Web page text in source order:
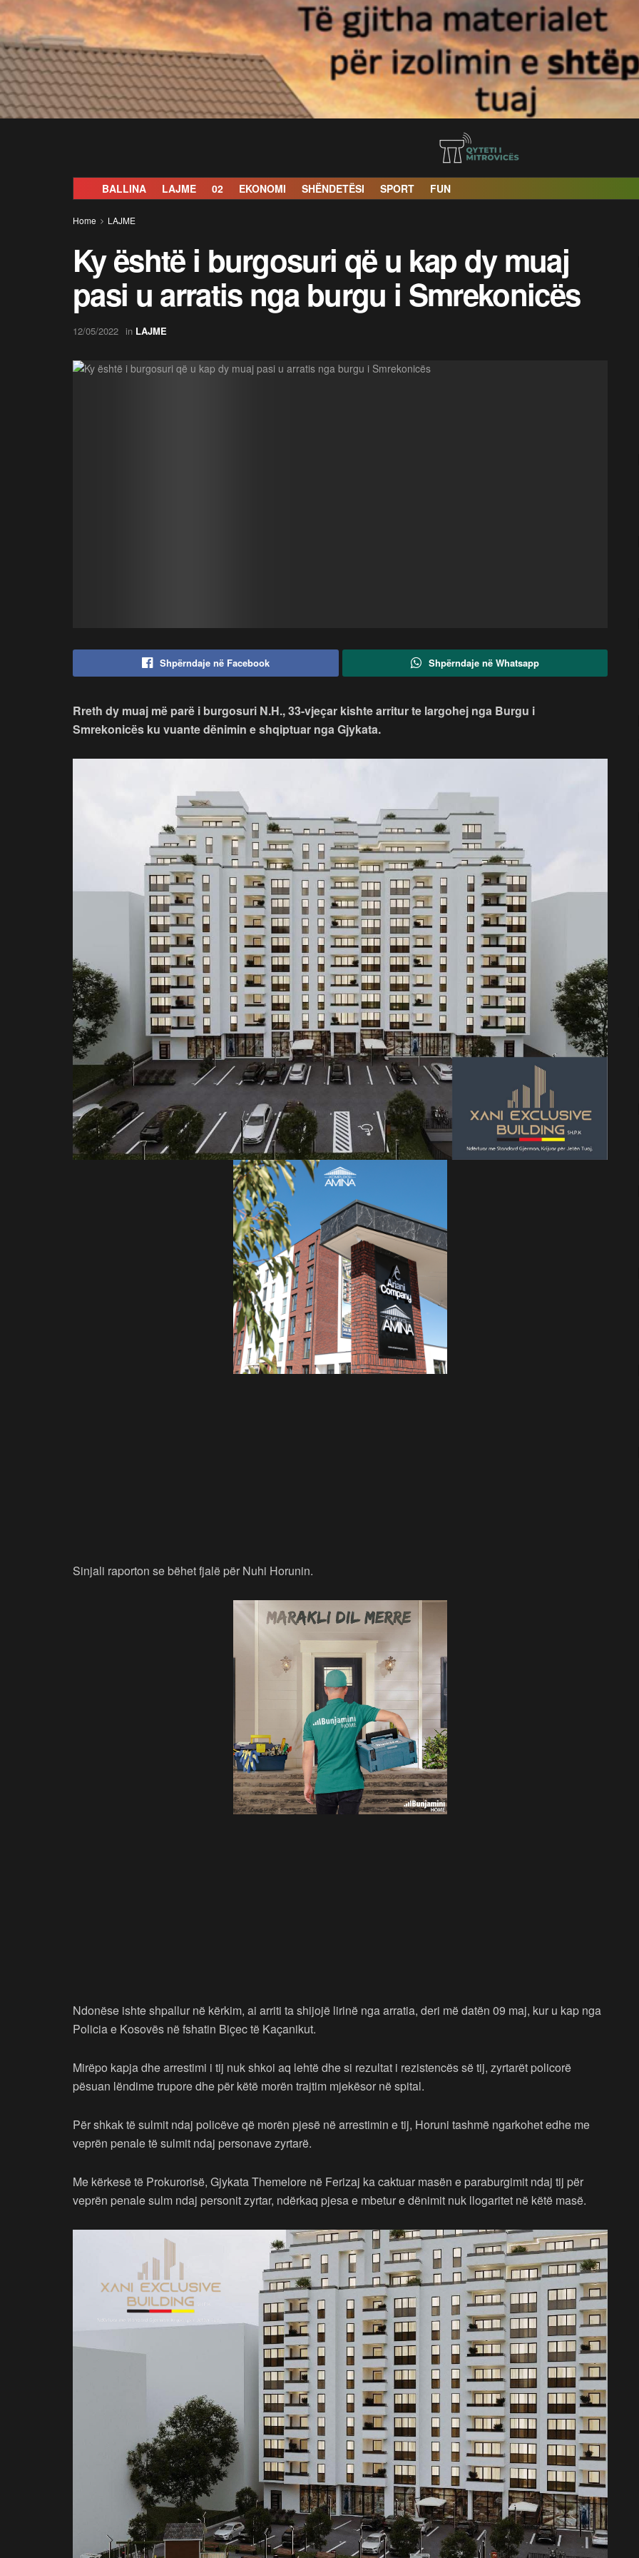
BALLINA LAJME 02 EKONOMI SHËNDETËSI SPORT FUN
Home LAJME
Ky është i burgosuri që u kap dy muaj
pasi u arratis nga burgu i Smrekonicës
12/05/2022 in LAJME
Shpërndaje në Facebook Shpërndaje në Whatsapp
Rreth dy muaj më parë i burgosuri N.H., 33-vjeçar kishte arritur te largohej nga Burgu i
Smrekonicës ku vuante dënimin e shqiptuar nga Gjykata.
Sinjali raporton se bëhet fjalë për Nuhi Horunin.
Ndonëse ishte shpallur në kërkim, ai arriti ta shijojë lirinë nga arratia, deri më datën 09 maj, kur u kap nga
Policia e Kosovës në fshatin Biçec të Kaçanikut.
Mirëpo kapja dhe arrestimi i tij nuk shkoi aq lehtë dhe si rezultat i rezistencës së tij, zyrtarët policorë
pësuan lëndime trupore dhe për këtë morën trajtim mjekësor në spital.
Për shkak të sulmit ndaj policëve që morën pjesë në arrestimin e tij, Horuni tashmë ngarkohet edhe me
veprën penale të sulmit ndaj personave zyrtarë.
Me kërkesë të Prokurorisë, Gjykata Themelore në Ferizaj ka caktuar masën e paraburgimit ndaj tij për
veprën penale sulm ndaj personit zyrtar, ndërkaq pjesa e mbetur e dënimit nuk llogaritet në këtë masë.